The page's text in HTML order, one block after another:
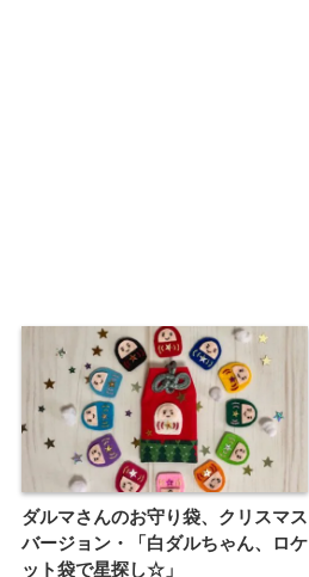
ダルマさんのお守り袋、クリスマス
バージョン・「白ダルちゃん、ロケ
ット袋で星探し☆」